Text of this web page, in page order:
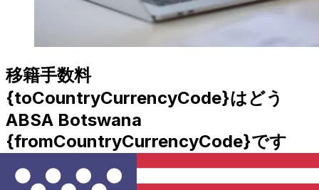
移籍手数料
{toCountryCurrencyCode}はどう
ABSA Botswana
{fromCountryCurrencyCode}です
か?